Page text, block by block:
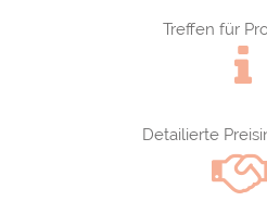
Treffen für
Detailierte